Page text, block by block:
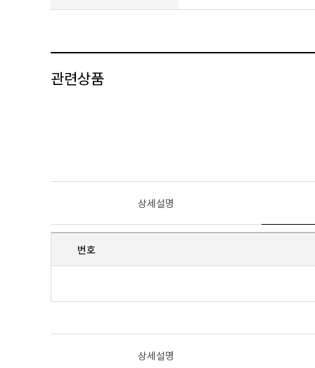
관련상품
상세설명
번호
상세설명